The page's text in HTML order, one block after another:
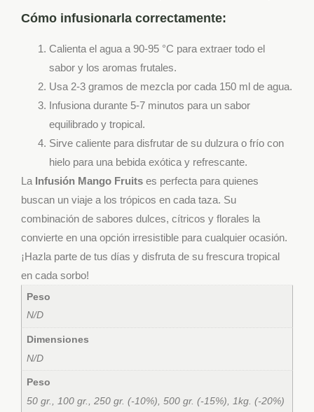
Cómo infusionarla correctamente:
Calienta el agua a 90-95 °C para extraer todo el
sabor y los aromas frutales.
Usa 2-3 gramos de mezcla por cada 150 ml de agua.
Infusiona durante 5-7 minutos para un sabor
equilibrado y tropical.
Sirve caliente para disfrutar de su dulzura o frío con
hielo para una bebida exótica y refrescante.
La Infusión Mango Fruits es perfecta para quienes
buscan un viaje a los trópicos en cada taza. Su
combinación de sabores dulces, cítricos y florales la
convierte en una opción irresistible para cualquier ocasión.
¡Hazla parte de tus días y disfruta de su frescura tropical
en cada sorbo!
Peso
N/D
Dimensiones
N/D
Peso
50 gr., 100 gr., 250 gr. (-10%), 500 gr. (-15%), 1kg. (-20%)